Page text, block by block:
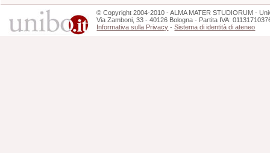
©Copyright 2004-2010 - ALMA MATER STUDIORUM -
Via Zamboni, 33 - 40126 Bologna - Partita IVA:
Informativa sulla Privacy -Sistema di identità di ateneo